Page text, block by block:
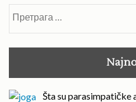
Šta su parasimpatičke